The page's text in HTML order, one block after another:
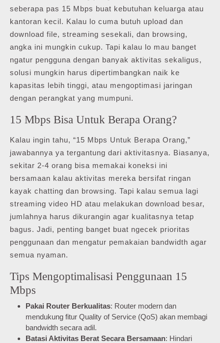
seberapa pas 15 Mbps buat kebutuhan keluarga atau
kantoran kecil. Kalau lo cuma butuh upload dan
download file, streaming sesekali, dan browsing,
angka ini mungkin cukup. Tapi kalau lo mau banget
ngatur pengguna dengan banyak aktivitas sekaligus,
solusi mungkin harus dipertimbangkan naik ke
kapasitas lebih tinggi, atau mengoptimasi jaringan
dengan perangkat yang mumpuni.
15 Mbps Bisa Untuk Berapa Orang?
Kalau ingin tahu, “15 Mbps Untuk Berapa Orang,”
jawabannya ya tergantung dari aktivitasnya. Biasanya,
sekitar 2-4 orang bisa memakai koneksi ini
bersamaan kalau aktivitas mereka bersifat ringan
kayak chatting dan browsing. Tapi kalau semua lagi
streaming video HD atau melakukan download besar,
jumlahnya harus dikurangin agar kualitasnya tetap
bagus. Jadi, penting banget buat ngecek prioritas
penggunaan dan mengatur pemakaian bandwidth agar
semua nyaman.
Tips Mengoptimalisasi Penggunaan 15
Mbps
Pakai Router Berkualitas: Router modern dan
mendukung fitur Quality of Service (QoS) akan membagi
bandwidth secara adil.
Batasi Aktivitas Berat Secara Bersamaan: Hindari